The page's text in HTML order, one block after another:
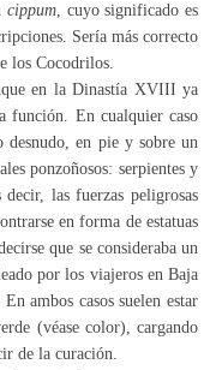
cippum, cuyo significado es
Sería más correcto
los Cocodrilos.
en la Dinastía XVIII ya
función. En cualquier caso
desnudo, en pie y sobre un
ponzoñosos: serpientes y
decir, las fuerzas peligrosas
en forma de estatuas
que se consideraba un
por los viajeros en Baja
ambos casos suelen estar
(véase color), cargando
de la curación.